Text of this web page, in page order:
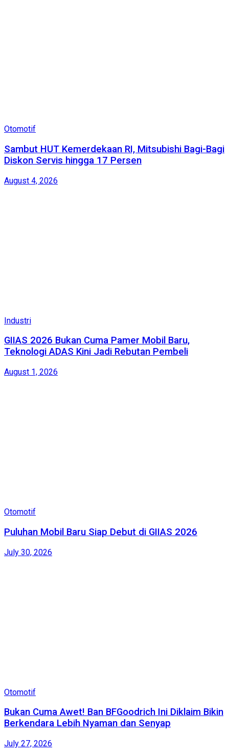
Otomotif
Sambut HUT Kemerdekaan RI, Mitsubishi Bagi-Bagi
Diskon Servis hingga 17 Persen
August 4, 2026
Industri
GIIAS 2026 Bukan Cuma Pamer Mobil Baru,
Teknologi ADAS Kini Jadi Rebutan Pembeli
August 1, 2026
Otomotif
Puluhan Mobil Baru Siap Debut di GIIAS 2026
July 30, 2026
Otomotif
Bukan Cuma Awet! Ban BFGoodrich Ini Diklaim Bikin
Berkendara Lebih Nyaman dan Senyap
July 27, 2026